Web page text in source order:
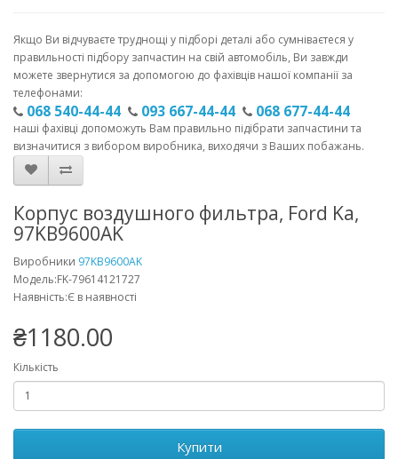
Якщо Ви відчуваєте труднощі у підборі деталі або сумніваєтеся у
правильності підбору запчастин на свій автомобіль, Ви завжди
можете звернутися за допомогою до фахівців нашої компанії за
телефонами:
068 540-44-44 093 667-44-44 068 677-44-44
наші фахівці допоможуть Вам правильно підібрати запчастини та
визначитися з вибором виробника, виходячи з Ваших побажань.
Корпус воздушного фильтра, Ford Ka,
97KB9600AK
Виробники 97KB9600AK
Модель:FK-79614121727
Наявність:Є в наявності
₴1180.00
Кількість
Купити